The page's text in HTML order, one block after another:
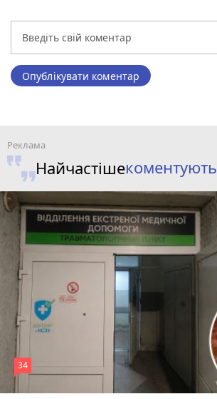
Опублікувати коментар
Найчастішекоментують
34